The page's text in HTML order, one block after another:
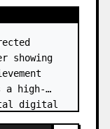
showing
a high-
digital